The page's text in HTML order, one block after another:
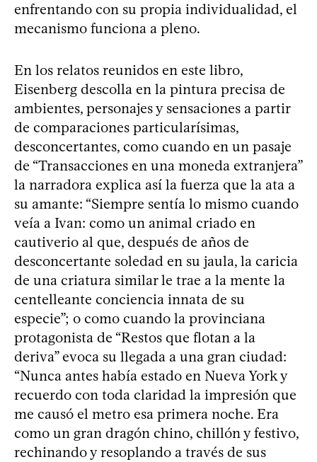
enfrentando con su propia individualidad, el
mecanismo funciona a pleno.
En los relatos reunidos en este libro,
Eisenberg descolla en la pintura precisa de
ambientes, personajes y sensaciones a partir
de comparaciones particularísimas,
desconcertantes, como cuando en un pasaje
de “Transacciones en una moneda extranjera”
la narradora explica así la fuerza que la ata a
su amante: “Siempre sentía lo mismo cuando
veía a Ivan: como un animal criado en
cautiverio al que, después de años de
desconcertante soledad en su jaula, la caricia
de una criatura similar le trae a la mente la
centelleante conciencia innata de su
especie”; o como cuando la provinciana
protagonista de “Restos que flotan a la
deriva” evoca su llegada a una gran ciudad:
“Nunca antes había estado en Nueva York y
recuerdo con toda claridad la impresión que
me causó el metro esa primera noche. Era
como un gran dragón chino, chillón y festivo,
rechinando y resoplando a través de sus